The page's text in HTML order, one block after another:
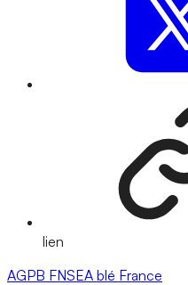
lien
AGPB FNSEA blé France